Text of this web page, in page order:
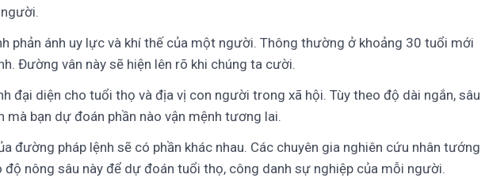
phản ánh uy lực và khí thế của một người. Thông thường ở khoảng 30 tuổi mới
Đường vân này sẽ hiện lên rõ khi chúng ta cười.
đại diện cho tuổi thọ và địa vị con người trong xã hội. Tùy theo độ dài ngắn, sâu
mà bạn dự đoán phần nào vận mệnh tương lai.
đường pháp lệnh sẽ có phần khác nhau. Các chuyên gia nghiên cứu nhân tướng
nông sâu này để dự đoán tuổi thọ, công danh sự nghiệp của mỗi người.